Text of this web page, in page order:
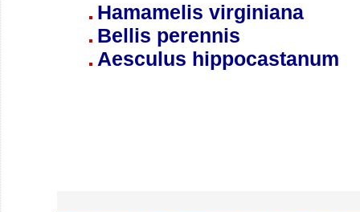
Hamamelis virginiana
Bellis perennis
Aesculus hippocastanum